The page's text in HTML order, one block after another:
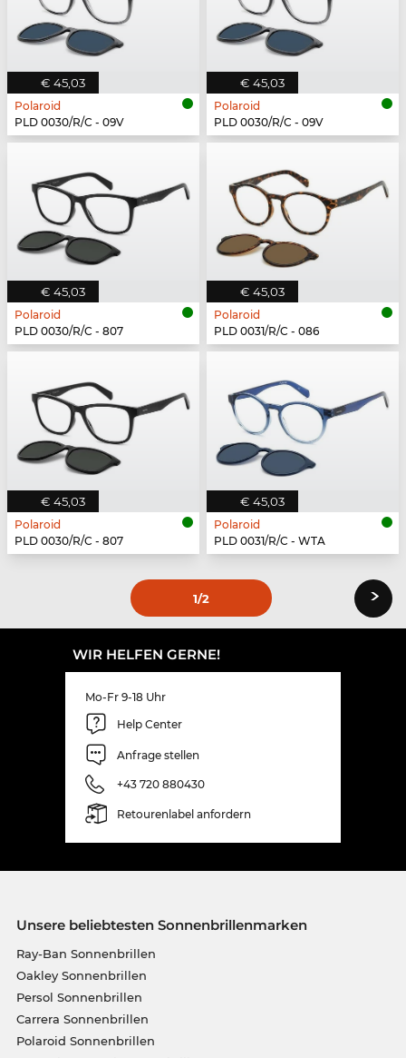
€ 45,03
Polaroid
PLD 0030/R/C - 09V
€ 45,03
Polaroid
PLD 0030/R/C - 09V
€ 45,03
Polaroid
PLD 0030/R/C - 807
€ 45,03
Polaroid
PLD 0031/R/C - 086
€ 45,03
Polaroid
PLD 0030/R/C - 807
€ 45,03
Polaroid
PLD 0031/R/C - WTA
1/2 ›
WIR HELFEN GERNE!
Mo-Fr 9-18 Uhr
Help Center
Anfrage stellen
+43 720 880430
Retourenlabel anfordern
Unsere beliebtesten Sonnenbrillenmarken
Ray-Ban Sonnenbrillen
Oakley Sonnenbrillen
Persol Sonnenbrillen
Carrera Sonnenbrillen
Polaroid Sonnenbrillen